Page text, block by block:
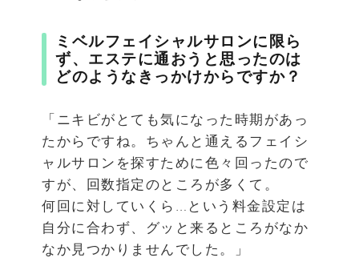
ミベルフェイシャルサロンに限ら
ず、エステに通おうと思ったのは
どのようなきっかけからですか？
「ニキビがとても気になった時期があっ
たからですね。ちゃんと通えるフェイシ
ャルサロンを探すために色々回ったので
すが、回数指定のところが多くて。
何回に対していくら…という料金設定は
自分に合わず、グッと来るところがなか
なか見つかりませんでした。」